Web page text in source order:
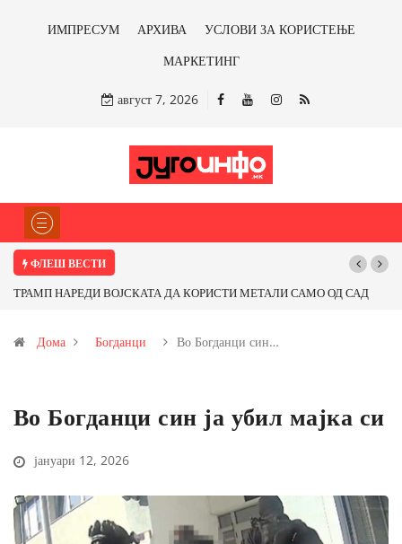
ИМПРЕСУМ АРХИВА
УСЛОВИ ЗА КОРИСТЕЊЕ
МАРКЕТИНГ
август 7, 2026
ФЛЕШ ВЕСТИ
ТРАМП НАРЕДИ ВОЈСКАТА ДА КОРИСТИ МЕТАЛИ САМО ОД САД
Иловица и со антимонот?
Дома Богданци Во Богданци син…
Во Богданци син ја убил мајка си
јануари 12, 2026